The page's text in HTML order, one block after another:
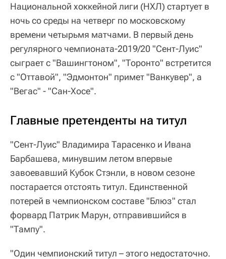
Национальной хоккейной лиги (НХЛ) стартует в
ночь со среды на четверг по московскому
времени четырьмя матчами. В первый день
регулярного чемпионата-2019/20 "Сент-Луис"
сыграет с "Вашингтоном", "Торонто" встретится
с "Оттавой", "Эдмонтон" примет "Ванкувер", а
"Вегас" - "Сан-Хосе".
Главные претенденты на титул
"Сент-Луис" Владимира Тарасенко и Ивана
Барбашева, минувшим летом впервые
завоевавший Кубок Стэнли, в новом сезоне
постарается отстоять титул. Единственной
потерей в чемпионском составе "Блюз" стал
форвард Патрик Марун, отправившийся в
"Тампу".
"Один чемпионский титул – этого недостаточно.